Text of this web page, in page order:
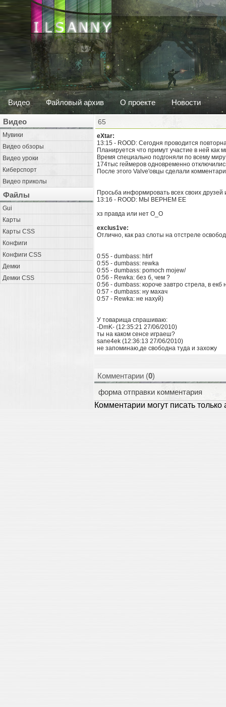
Видео Файловый архив О проекте Новости
Видео
Мувики
Видео обзоры
Видео уроки
Киберспорт
Видео приколы
Файлы
Gui
Карты
Карты CSS
Конфиги
Конфиги CSS
Демки
Демки CSS
65
eXtar:
13:15 - ROOD: Сегодня проводится
Планируется что примут участие в ней
Время специально подгоняли по всему
174тыс геймеров одновременно
После этого Valve'овцы сделали
Просьба информировать всех своих друзей
13:16 - ROOD: МЫ ВЕРНЕМ ЕЕ
хз правда или нет О_О
exclus1ve:
Отлично, как раз слоты на отстреле
0:55 - dumbass: htirf
0:55 - dumbass: rewka
0:55 - dumbass: pomoch mojew/
0:56 - Rewka: без б, чем ?
0:56 - dumbass: короче завтро стрела, в
0:57 - dumbass: ну махач
0:57 - Rewka: не нахуй)
У товарища спрашиваю:
-DmK- (12:35:21 27/06/2010)
ты на каком сенсе играеш?
sane4ek (12:36:13 27/06/2010)
не запоминаю,де свободна туда и захожу
Комментарии (0)
форма отправки комментария
Комментарии могут писать